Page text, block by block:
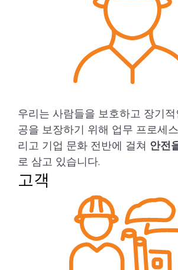
우리는 사람들을 보호하고 장기
공을 보장하기 위해 업무 프로세
리고 기업 문화 전반에 걸쳐 안전
로 삼고 있습니다.
고객